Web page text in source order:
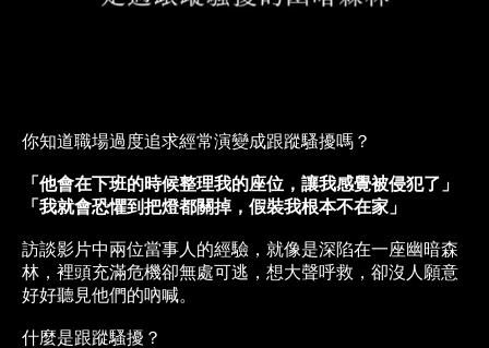
你知道職場過度追求經常演變成跟蹤騷擾嗎？
「他會在下班的時候整理我的座位，讓我感覺被侵犯了」
「我就會恐懼到把燈都關掉，假裝我根本不在家」
訪談影片中兩位當事人的經驗，就像是深陷在一座幽暗森
林，裡頭充滿危機卻無處可逃，想大聲呼救，卻沒人願意
好好聽見他們的吶喊。
什麼是跟蹤騷擾？